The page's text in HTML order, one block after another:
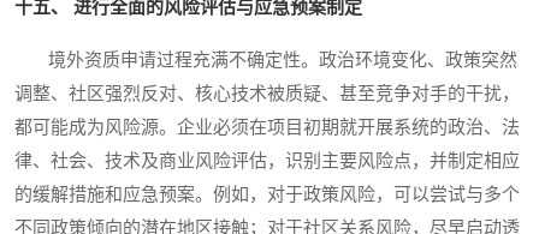
十五、 进行全面的风险评估与应急预案制定
境外资质申请过程充满不确定性。政治环境变化、政策突然
调整、社区强烈反对、核心技术被质疑、甚至竞争对手的干扰，
都可能成为风险源。企业必须在项目初期就开展系统的政治、法
律、社会、技术及商业风险评估，识别主要风险点，并制定相应
的缓解措施和应急预案。例如，对于政策风险，可以尝试与多个
不同政策倾向的潜在地区接触；对于社区关系风险，尽早启动透